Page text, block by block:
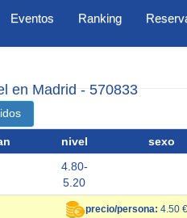
Eventos Ranking
en Madrid - 570833
nivel sexo
4.80-
5.20
precio/persona: 4.50